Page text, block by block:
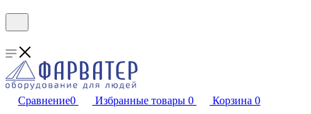
Сравнение0 Избранные товары 0 Корзина 0